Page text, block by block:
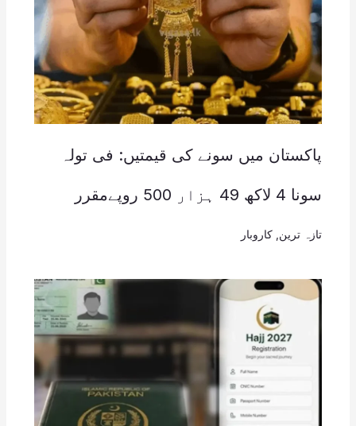
پاکستان میں سونے کی قیمتیں: فی تولہ
سونا 4 لاکھ 49 ہزار 500 روپےمقرر
تازہ ترین کاروبار